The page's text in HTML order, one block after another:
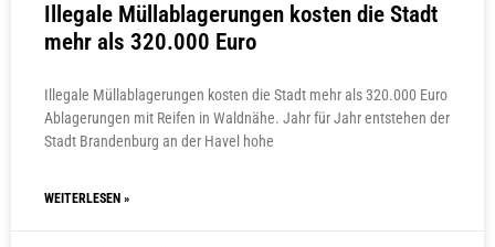
Illegale Müllablagerungen kosten die Stadt
mehr als 320.000 Euro
Illegale Müllablagerungen kosten die Stadt mehr als 320.000 Euro
Ablagerungen mit Reifen in Waldnähe. Jahr für Jahr entstehen der
Stadt Brandenburg an der Havel hohe
WEITERLESEN »